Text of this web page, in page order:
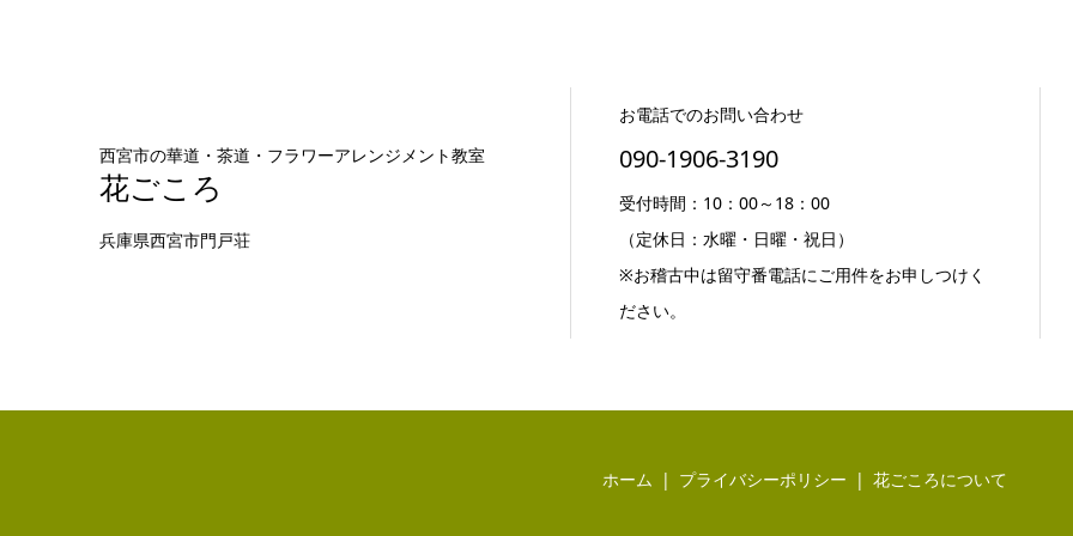
西宮市の華道・茶道・フラワーアレンジメント教室
花ごころ
兵庫県西宮市門戸荘
お電話でのお問い合わせ
090-1906-3190
受付時間：10：00～18：00
（定休日：水曜・日曜・祝日）
※お稽古中は留守番電話にご用件をお申しつけく
ださい。
ホーム プライバシーポリシー 花ごころについて